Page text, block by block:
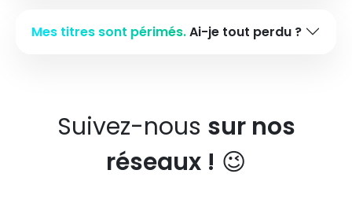
Mes titres sont périmés.Ai-je tout perdu ?
Suivez-nous sur nos
réseaux ! 😉